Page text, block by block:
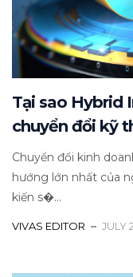
Tại sao Hybrid
chuyển đổi kỹ
Chuyển đổi kinh
hướng lớn nhất của
kiến s�...
VIVAS EDITOR JULY